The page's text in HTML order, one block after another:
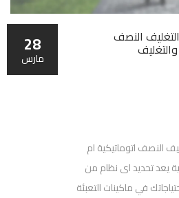
النصف
النصف اتوماتيكية ام
يعد تحديد اى نظام من
في ماكينات التعبئة
28
مارس